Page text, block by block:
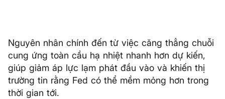
Nguyên nhân chính đến từ việc căng thẳng chuỗi
cung ứng toàn cầu hạ nhiệt nhanh hơn dự kiến,
giúp giảm áp lực lạm phát đầu vào và khiến thị
trường tin rằng Fed có thể mềm mỏng hơn trong
thời gian tới.